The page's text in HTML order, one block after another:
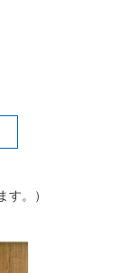
す。）